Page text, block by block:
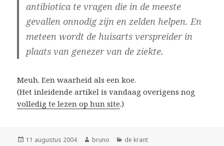
antibiotica te vragen die in de meeste
gevallen onnodig zijn en zelden helpen. En
meteen wordt de huisarts verspreider in
plaats van genezer van de ziekte.
Meuh. Een waarheid als een koe.
(Het inleidende artikel is vandaag overigens nog
volledig te lezen op hun site.)
Geplaatst
11 augustus 2004 Auteur
bruno Categorieën
de krant